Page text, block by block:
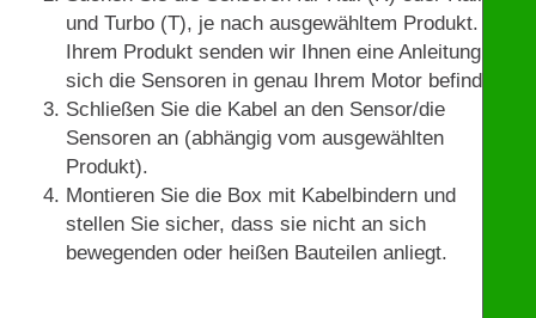
und Turbo (T), je nach ausgewähltem Produkt. Mit
Ihrem Produkt senden wir Ihnen eine Anleitung, wo
sich die Sensoren in genau Ihrem Motor befinden.
Schließen Sie die Kabel an den Sensor/die
Sensoren an (abhängig vom ausgewählten
Produkt).
Montieren Sie die Box mit Kabelbindern und
stellen Sie sicher, dass sie nicht an sich
bewegenden oder heißen Bauteilen anliegt.